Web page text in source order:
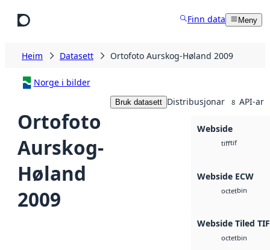
Finn data Meny
Heim Datasett Ortofoto Aurskog-Høland 2009
Norge i bilder
Ortofoto
Aurskog-
Høland
2009
Bruk datasett Distribusjonar 8 API-ar
Webside
tifftif
Webside ECW
octetbin
Webside Tiled
octetbin